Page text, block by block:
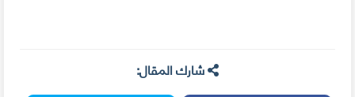
شارك المقال: